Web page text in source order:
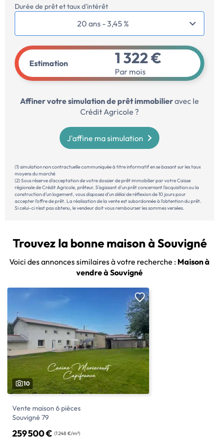
Durée de prêt et taux d'intérêt
Estimation 1 322 €
Par mois
Affiner votre simulation de prêt immobilieravec le
Crédit Agricole ?
J'affine ma simulation
(1) simulation non contractuelle communiquée à titre informatif en se basant sur les taux
moyens du marché
(2) Sous réserve d'acceptation de votre dossier de prêt immobilier par votre Caisse
régionale de Crédit Agricole, prêteur. S'agissant d'un prêt concernant l'acquisition ou la
construction d’un logement, vous disposez d'un délai de réflexion de 10 jours pour
accepter l'offre de prêt. La réalisation de la vente est subordonnée à l'obtention du prêt.
Si celui-ci n'est pas obtenu, le vendeur doit vous rembourser les sommes versées.
Trouvez la bonne maison à Souvigné
Voici des annonces similaires à votre recherche : Maison à
vendre à Souvigné
10
Vente maison 6 pièces
Souvigné 79
259 500 € (1 248 €/m²)